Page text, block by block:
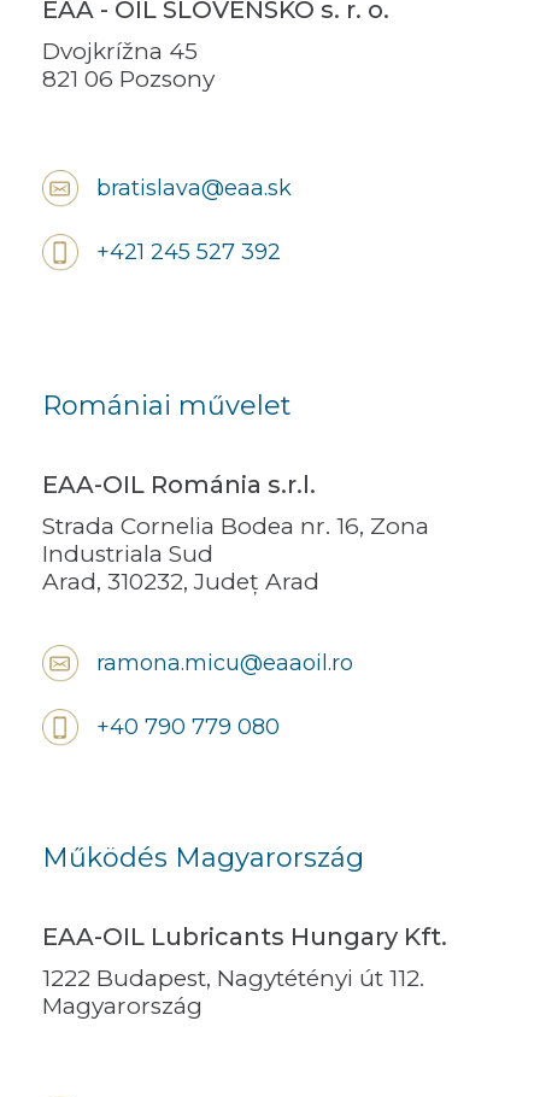
EAA - OIL SLOVENSKO s. r. o.
Dvojkrížna 45
821 06 Pozsony
bratislava@eaa.sk
+421 245 527 392
Romániai művelet
EAA-OIL Románia s.r.l.
Strada Cornelia Bodea nr. 16, Zona
Industriala Sud
Arad, 310232, Județ Arad
ramona.micu@eaaoil.ro
+40 790 779 080
Működés Magyarország
EAA-OIL Lubricants Hungary Kft.
1222 Budapest, Nagytétényi út 112.
Magyarország